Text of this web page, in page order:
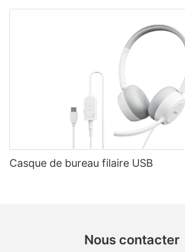
Casque de bureau filaire USB
Nous contacter